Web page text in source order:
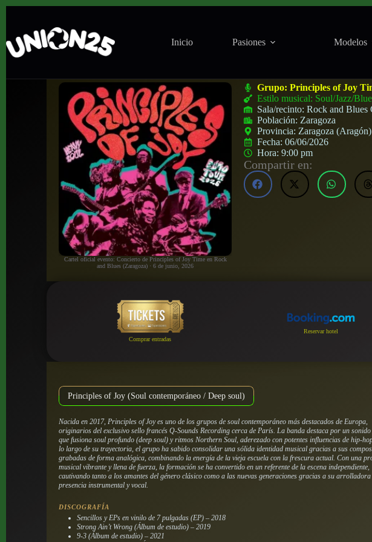
Inicio Pasiones Modelos
Cartel oficial evento: Concierto de Principles of Joy Time en Rock
and Blues (Zaragoza) · 6 de junio, 2026
Grupo:Principles of Joy
Estilo musical: Soul/Jazz/
Sala/recinto:Rock and Blues
Población: Zaragoza
Provincia: Zaragoza (Aragón)
Fecha:06/06/2026
Hora:9:00 pm
Compartir en:
Comprar entradas
Reservar hotel
Principles of Joy (Soul contemporáneo / Deep soul)
Nacida en 2017, Principles of Joy es uno de los grupos de soul contemporáneo más destacados de Europa,
originarios del exclusivo sello francés Q-Sounds Recording cerca de París. La banda destaca por un sonido
que fusiona soul profundo (deep soul) y ritmos Northern Soul, aderezado con potentes influencias de hip-
lo largo de su trayectoria, el grupo ha sabido consolidar una sólida identidad musical gracias a sus
grabadas de forma analógica, combinando la energía de la vieja escuela con la frescura actual. Con una
musical vibrante y llena de fuerza, la formación se ha convertido en un referente de la escena independiente,
cautivando tanto a los amantes del género clásico como a las nuevas generaciones gracias a su arrolladora
presencia instrumental y vocal.
DISCOGRAFÍA
Sencillos y EPs en vinilo de 7 pulgadas (EP) – 2018
Strong Ain’t Wrong (Álbum de estudio) – 2019
9-3 (Álbum de estudio) – 2021